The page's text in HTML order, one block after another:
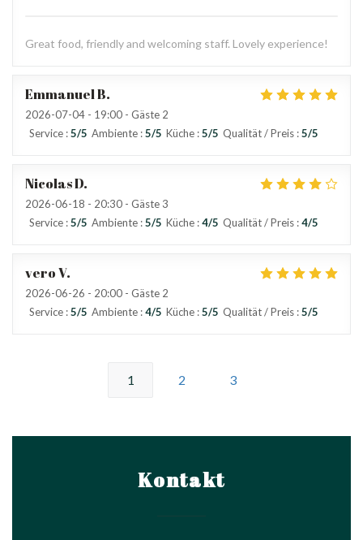
Great food, friendly and welcoming staff. Lovely experience!
EmmanuelB
2026-07-04 - 19:00 - Gäste 2
Service :5/5 Ambiente :5/5 Küche :5/5 Qualität / Preis :5/5
NicolasD
2026-06-18 - 20:30 - Gäste 3
Service :5/5 Ambiente :5/5 Küche :4/5 Qualität / Preis :4/5
veroV
2026-06-26 - 20:00 - Gäste 2
Service :5/5 Ambiente :4/5 Küche :5/5 Qualität / Preis :5/5
1 2 3
Kontakt